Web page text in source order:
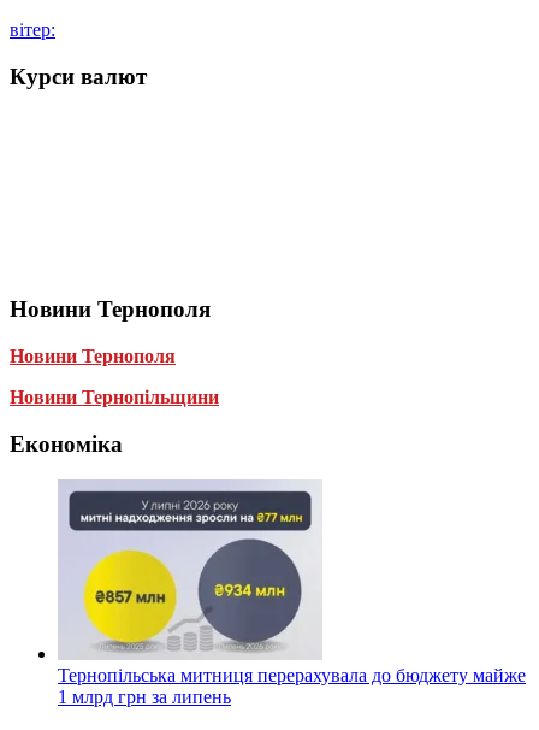
вітер:
Курси валют
Новини Тернополя
Новини Тернополя
Новини Тернопільщини
Економіка
Тернопільська митниця перерахувала до бюджету майже
1 млрд грн за липень